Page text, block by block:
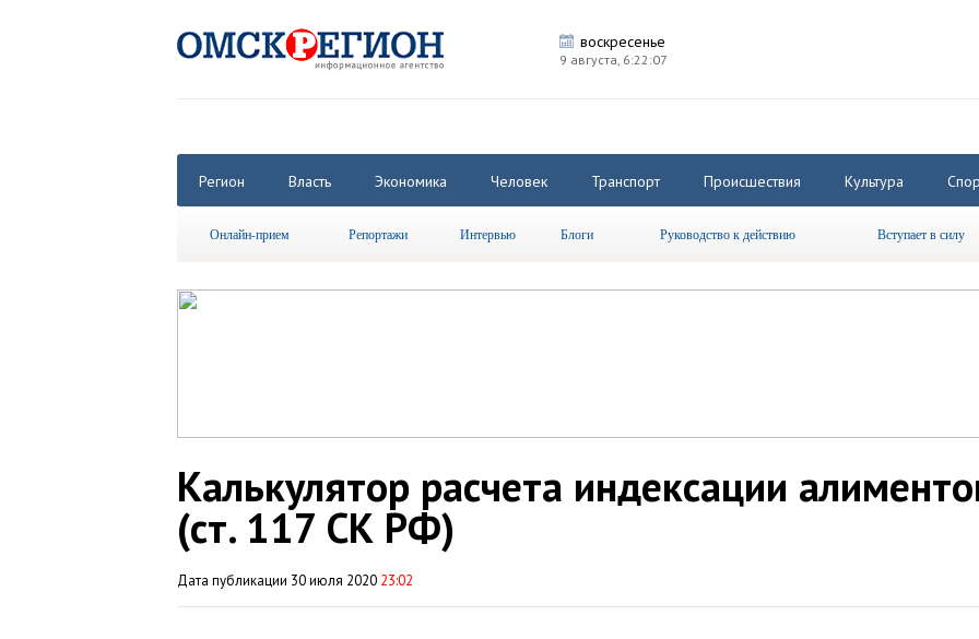
воскресенье
9 августа, 6:22:08
Регион Власть Экономика Человек Транспорт Происшествия Культура
Онлайн-прием Репортажи Интервью Блоги Руководство к действию Вступает в силу
Калькулятор расчета индексации
(ст. 117 СК РФ)
Дата публикации 30 июля 2020 23:02